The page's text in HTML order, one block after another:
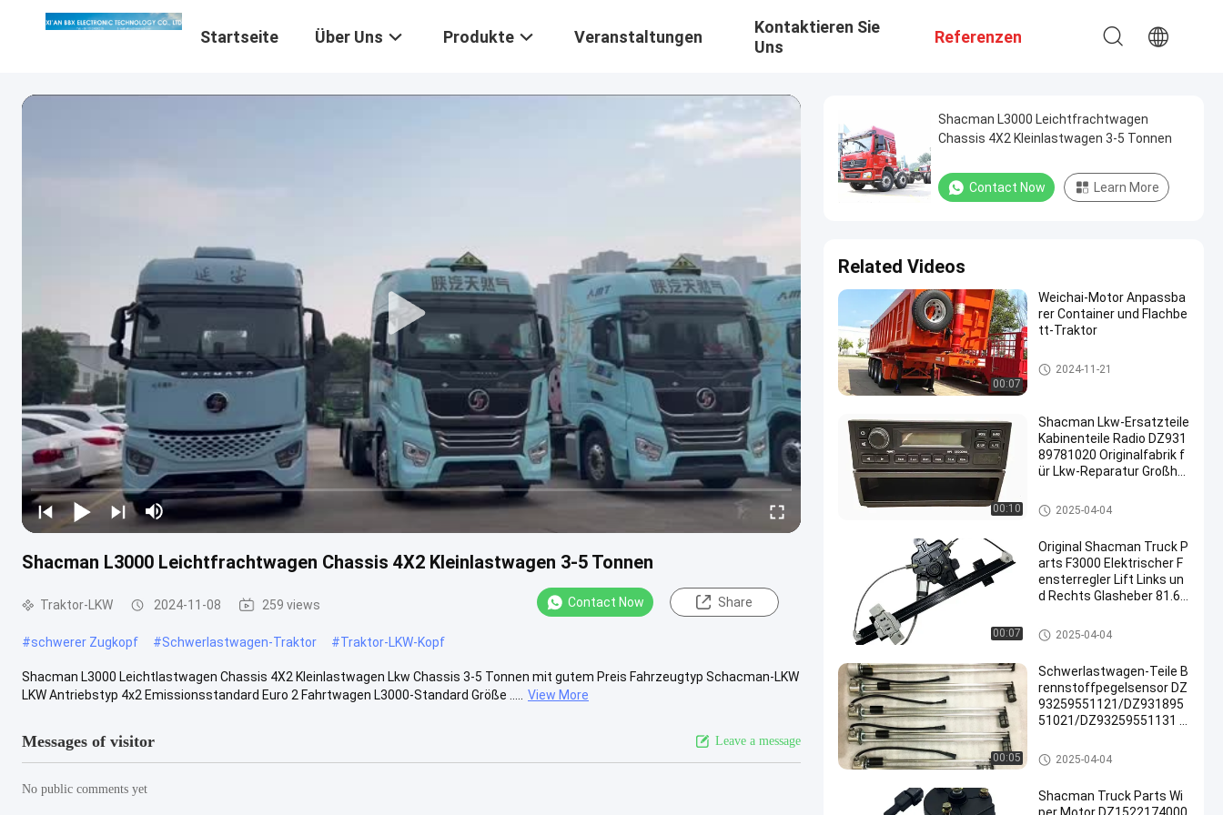
Startseite Über Uns Produkte Veranstaltungen
Kontaktieren Sie
Uns
Referenzen
Shacman L3000 Leichtfrachtwagen Chassis 4X2 Kleinlastwagen 3-5 Tonnen
Traktor-LKW 2024-11-08 259 views Contact Now Share
#schwerer Zugkopf #Schwerlastwagen-Traktor #Traktor-LKW-Kopf
Shacman L3000 Leichtlastwagen Chassis 4X2 Kleinlastwagen Lkw Chassis 3-5 Tonnen mit gutem Preis Fahrzeugtyp Schacman-LKW
LKW Antriebstyp 4x2 Emissionsstandard Euro 2 Fahrtwagen L3000-Standard Größe .....
View More
Messages of visitor Leave a message
No public comments yet
Shacman L3000 Leichtfrachtwagen
Chassis 4X2 Kleinlastwagen 3-5 Tonnen
Contact Now Learn More
Related Videos
00:07
Weichai-Motor Anpassba
rer Container und Flachbe
tt-Traktor
Traktor-LKW
2024-11-21
00:10
Shacman Lkw-Ersatzteile
Kabinenteile Radio DZ931
89781020 Originalfabrik f
ür Lkw-Reparatur Großha
Shacman-LKW-Ersatzteile
2025-04-04
00:07
Original Shacman Truck P
arts F3000 Elektrischer F
ensterregler Lift Links un
d Rechts Glasheber 81.62
Shacman-LKW-Ersatzteile
2025-04-04
00:05
Schwerlastwagen-Teile B
rennstoffpegelsensor DZ
93259551121/DZ931895
51021/DZ93259551131 f
acman-Lkw
Shacman-LKW-Ersatzteile
2025-04-04
Shacman Truck Parts Wi